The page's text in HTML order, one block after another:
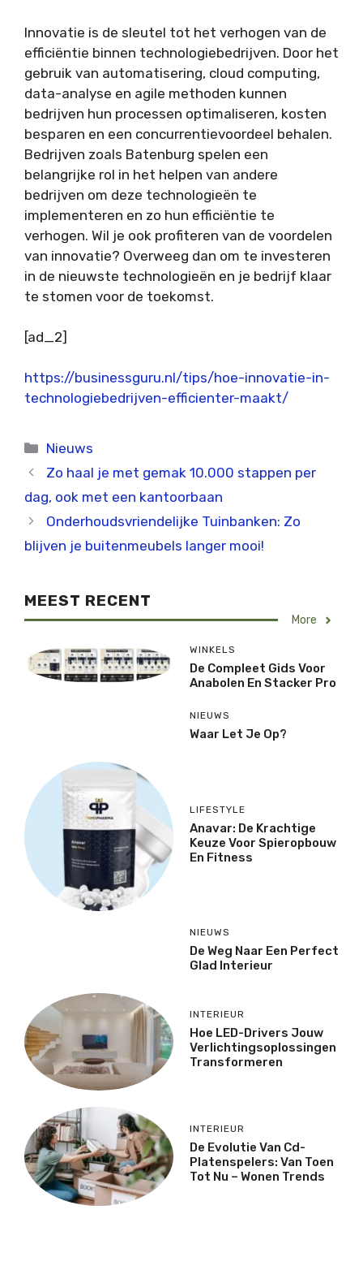
Innovatie is de sleutel tot het verhogen van de
efficiëntie binnen technologiebedrijven. Door het
gebruik van automatisering, cloud computing,
data-analyse en agile methoden kunnen
bedrijven hun processen optimaliseren, kosten
besparen en een concurrentievoordeel behalen.
Bedrijven zoals Batenburg spelen een
belangrijke rol in het helpen van andere
bedrijven om deze technologieën te
implementeren en zo hun efficiëntie te
verhogen. Wil je ook profiteren van de voordelen
van innovatie? Overweeg dan om te investeren
in de nieuwste technologieën en je bedrijf klaar
te stomen voor de toekomst.
[ad_2]
https://businessguru.nl/tips/hoe-innovatie-in-
technologiebedrijven-efficienter-maakt/
Categorieën
Nieuws
Zo haal je met gemak 10.000 stappen per
dag, ook met een kantoorbaan
Onderhoudsvriendelijke Tuinbanken: Zo
blijven je buitenmeubels langer mooi!
MEEST RECENT
More
WINKELS
De Compleet Gids Voor
Anabolen En Stacker Pro
NIEUWS
Waar Let Je Op?
LIFESTYLE
Anavar: De Krachtige
Keuze Voor Spieropbouw
En Fitness
NIEUWS
De Weg Naar Een Perfect
Glad Interieur
INTERIEUR
Hoe LED-Drivers Jouw
Verlichtingsoplossingen
Transformeren
INTERIEUR
De Evolutie Van Cd-
Platenspelers: Van Toen
Tot Nu – Wonen Trends